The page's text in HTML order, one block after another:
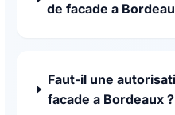
de facade a
Faut-il une
facade a Bordeaux ?